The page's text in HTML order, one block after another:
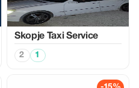
Skopje Taxi Service
2 1